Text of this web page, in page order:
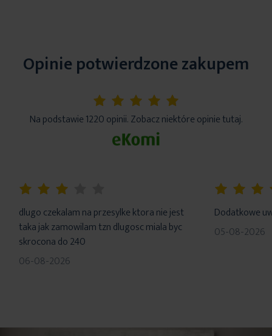
Opinie potwierdzone zakupem
5%
Na podstawie 1220 opinii. Zobacz niektóre opinie tutaj.
dlugo czekalam na przesylke ktora nie jest
taka jak zamowilam tzn dlugosc miala byc
skrocona do 240
06-08-2026
Dodatkowe
05-08-2026